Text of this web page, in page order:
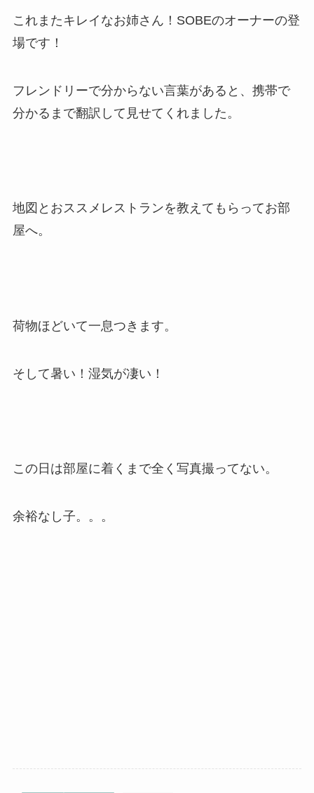
これまたキレイなお姉さん！SOBEのオーナーの登
場です！
フレンドリーで分からない言葉があると、携帯で
分かるまで翻訳して見せてくれました。
地図とおススメレストランを教えてもらってお部
屋へ。
荷物ほどいて一息つきます。
そして暑い！湿気が凄い！
この日は部屋に着くまで全く写真撮ってない。
余裕なし子。。。